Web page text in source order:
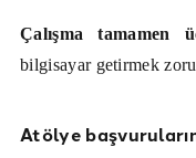
Çalışma tamamen
bilgisayar getirmek
Atölye